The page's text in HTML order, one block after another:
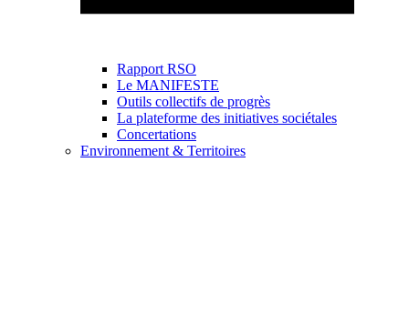
Rapport RSO
Le MANIFESTE
Outils collectifs de progrès
La plateforme des initiatives sociétales
Concertations
Environnement & Territoires